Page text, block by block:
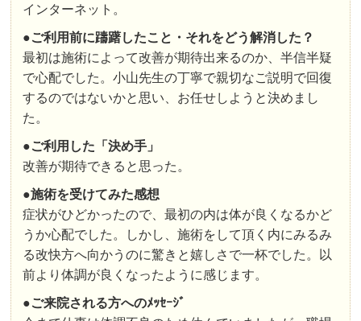
インターネット。
●ご利用前に躊躇したこと・それをどう解消した？
最初は施術によって改善が期待出来るのか、半信半疑
で心配でした。小山先生の丁寧で親切なご説明で回復
するのではないかと思い、お任せしようと決めまし
た。
●ご利用した「決め手」
改善が期待できると思った。
●施術を受けてみた感想
症状がひどかったので、最初の内は体が良くなるかど
うか心配でした。しかし、施術をして頂く内にみるみ
る改快方へ向かうのに驚きと嬉しさで一杯でした。以
前より体調が良くなったように感じます。
●ご来院される方へのﾒｯｾｰｼﾞ